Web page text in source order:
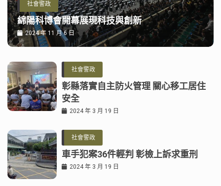
社會警政
綿陽科博會開幕展現科技與創新
2024 年 11 月 6 日
社會警政
彰縣落實自主防火管理 關心移工居住
安全
2024 年 3 月 19 日
社會警政
車手犯案36件輕判 彰檢上訴求重刑
2024 年 3 月 19 日